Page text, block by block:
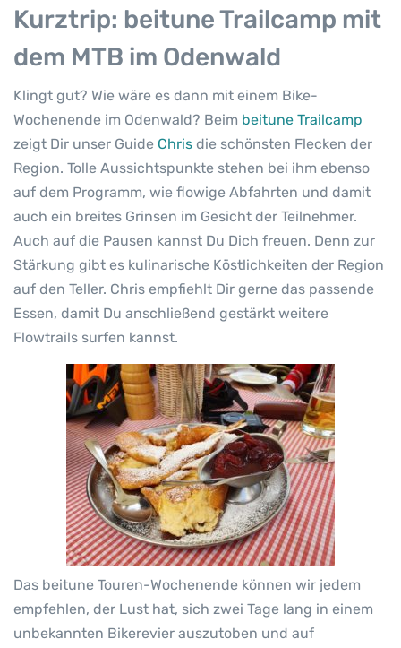
Kurztrip: beitune Trailcamp mit
dem MTB im Odenwald
Klingt gut? Wie wäre es dann mit einem Bike-
Wochenende im Odenwald? Beim beitune Trailcamp
zeigt Dir unser Guide Chris die schönsten Flecken der
Region. Tolle Aussichtspunkte stehen bei ihm ebenso
auf dem Programm, wie flowige Abfahrten und damit
auch ein breites Grinsen im Gesicht der Teilnehmer.
Auch auf die Pausen kannst Du Dich freuen. Denn zur
Stärkung gibt es kulinarische Köstlichkeiten der Region
auf den Teller. Chris empfiehlt Dir gerne das passende
Essen, damit Du anschließend gestärkt weitere
Flowtrails surfen kannst.
Das beitune Touren-Wochenende können wir jedem
empfehlen, der Lust hat, sich zwei Tage lang in einem
unbekannten Bikerevier auszutoben und auf